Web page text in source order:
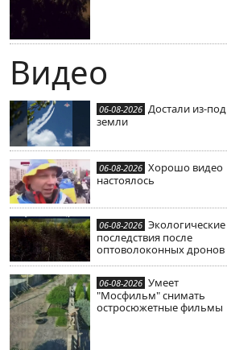
Видео
06-08-2026 Достали из-под
земли
06-08-2026 Хорошо видео
настоялось
06-08-2026 Экологические
последствия после
оптоволоконных дронов
06-08-2026 Умеет
"Мосфильм" снимать
остросюжетные фильмы